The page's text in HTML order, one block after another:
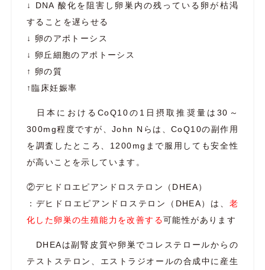
↓ DNA 酸化を阻害し卵巣内の残っている卵が枯渇
することを遅らせる
↓ 卵のアポトーシス
↓ 卵丘細胞のアポトーシス
↑ 卵の質
↑臨床妊娠率
日本におけるCoQ10の1日摂取推奨量は30～
300mg程度ですが、John Nらは、CoQ10の副作用
を調査したところ、1200mgまで服用しても安全性
が高いことを示しています。
②デヒドロエピアンドロステロン（DHEA）
：デヒドロエピアンドロステロン（DHEA）は、 老
化した卵巣の生殖能力を改善する可能性があります
DHEAは副腎皮質や卵巣でコレステロールからの
テストステロン、エストラジオールの合成中に産生